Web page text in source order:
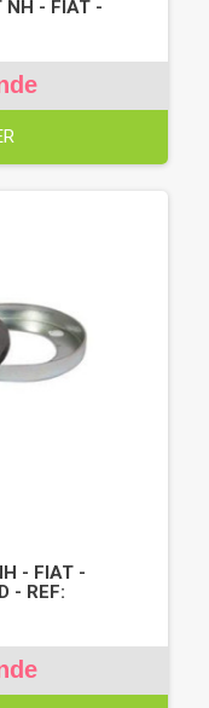
NH - FIAT -
- FIAT -
- REF: